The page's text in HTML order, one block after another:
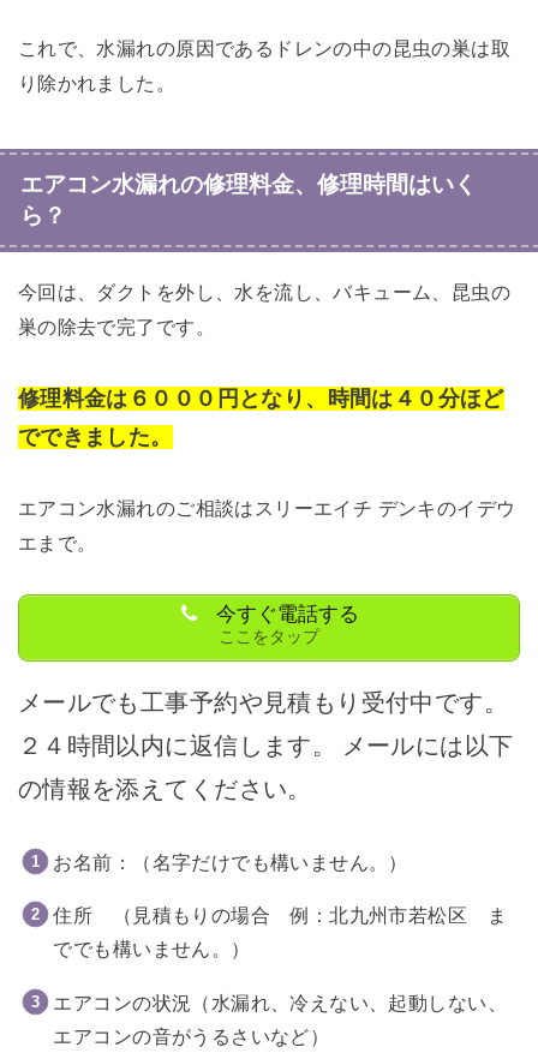
これで、水漏れの原因であるドレンの中の昆虫の巣は取
り除かれました。
エアコン水漏れの修理料金、修理時間はいく
ら？
今回は、ダクトを外し、水を流し、バキューム、昆虫の
巣の除去で完了です。
修理料金は６０００円となり、時間は４０分ほど
でできました。
エアコン水漏れのご相談はスリーエイチ デンキのイデウ
エまで。
今すぐ電話する
ここをタップ
メールでも工事予約や見積もり受付中です。
２４時間以内に返信します。
メールには以下
の情報を添えてください。
お名前：（名字だけでも構いません。）
住所 （見積もりの場合 例：北九州市若松区 ま
ででも構いません。）
エアコンの状況（水漏れ、冷えない、起動しない、
エアコンの音がうるさいなど）